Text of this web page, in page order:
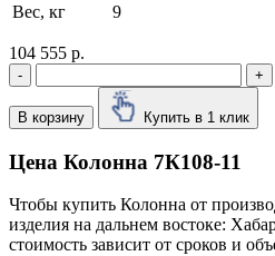
Вес, кг 9
104 555 р.
- +
В корзину Купить в 1 клик
Цена Колонна 7К108-11
Чтобы купить Колонна от
изделия на дальнем востоке:
стоимость зависит от сроков и